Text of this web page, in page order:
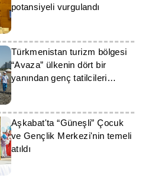
potansiyeli vurgulandı
Türkmenistan turizm bölgesi
“Avaza” ülkenin dört bir
yanından genç tatilcileri
ağırlıyor
Aşkabat'ta “Güneşli” Çocuk
ve Gençlik Merkezi'nin temeli
atıldı